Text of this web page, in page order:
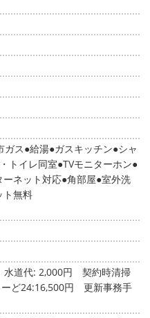
ガス 給湯 ガスキッチン シャ
トイレ同室 TVモニターホン
ーネット対応 角部屋 室外洗
ト無料
水道代: 2,000円
契約時清掃
ど24:16,500円 更新事務手